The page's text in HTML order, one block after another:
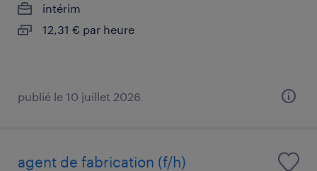
intérim
12,31 € par heure
publié le 10 juillet 2026
agent de fabrication (f/h)